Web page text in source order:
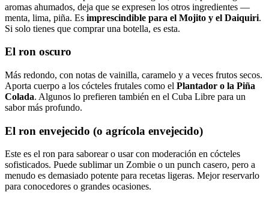
aromas ahumados, deja que se expresen los otros ingredientes —
menta, lima, piña. Es imprescindible para el Mojito y el Daiquiri.
Si solo tienes que comprar una botella, es esta.
El ron oscuro
Más redondo, con notas de vainilla, caramelo y a veces frutos secos.
Aporta cuerpo a los cócteles frutales como el Plantador o la Piña
Colada. Algunos lo prefieren también en el Cuba Libre para un
sabor más profundo.
El ron envejecido (o agrícola envejecido)
Este es el ron para saborear o usar con moderación en cócteles
sofisticados. Puede sublimar un Zombie o un punch casero, pero a
menudo es demasiado potente para recetas ligeras. Mejor reservarlo
para conocedores o grandes ocasiones.